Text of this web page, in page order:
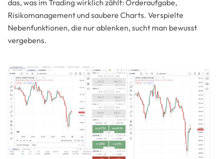
das, was im Trading wirklich zählt: Orderaufgabe,
Risikomanagement und saubere Charts. Verspielte
Nebenfunktionen, die nur ablenken, sucht man bewusst
vergebens.